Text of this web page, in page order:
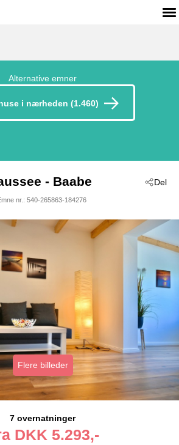
Alternative emner
i nærheden (1.460)
Del
- 18586
- Baabe
nr.: 540-265863-184276
Flere billeder
7 overnatninger
DKK 5.293,-